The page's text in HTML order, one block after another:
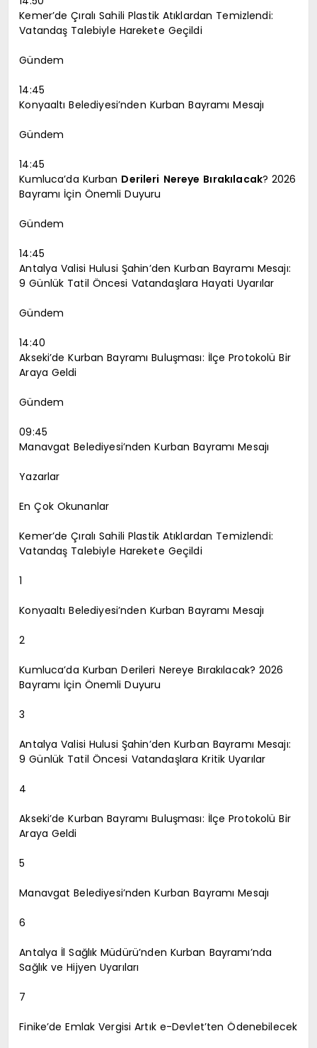
Kemer’de Çıralı Sahili Plastik Atıklardan Temizlendi:
Vatandaş Talebiyle Harekete Geçildi
Gündem
14:45
Konyaaltı Belediyesi’nden Kurban Bayramı Mesajı
Gündem
14:45
Kumluca’da Kurban Derileri Nereye Bırakılacak? 2026
Bayramı İçin Önemli Duyuru
Gündem
14:45
Antalya Valisi Hulusi Şahin’den Kurban Bayramı Mesajı:
9 Günlük Tatil Öncesi Vatandaşlara Hayati Uyarılar
Gündem
14:40
Akseki’de Kurban Bayramı Buluşması: İlçe Protokolü Bir
Araya Geldi
Gündem
09:45
Manavgat Belediyesi’nden Kurban Bayramı Mesajı
Yazarlar
En Çok Okunanlar
Kemer’de Çıralı Sahili Plastik Atıklardan Temizlendi:
Vatandaş Talebiyle Harekete Geçildi
1
Konyaaltı Belediyesi’nden Kurban Bayramı Mesajı
2
Kumluca’da Kurban Derileri Nereye Bırakılacak? 2026
Bayramı İçin Önemli Duyuru
3
Antalya Valisi Hulusi Şahin’den Kurban Bayramı Mesajı:
9 Günlük Tatil Öncesi Vatandaşlara Kritik Uyarılar
4
Akseki’de Kurban Bayramı Buluşması: İlçe Protokolü Bir
Araya Geldi
5
Manavgat Belediyesi’nden Kurban Bayramı Mesajı
6
Antalya İl Sağlık Müdürü’nden Kurban Bayramı’nda
Sağlık ve Hijyen Uyarıları
7
Finike’de Emlak Vergisi Artık e-Devlet’ten Ödenebilecek